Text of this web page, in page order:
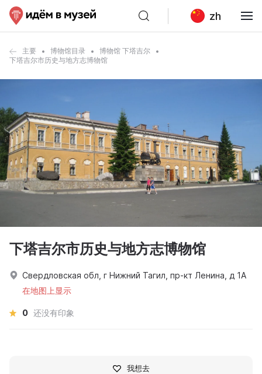
zh
主要 博物馆目录
博物馆 下塔吉尔
下塔吉尔市历史与地方志博物馆
下塔吉尔市历史与地方志博物馆
Свердловская обл, г Нижний Тагил, пр-кт Ленина, д 1А
在地图上显示
0 还没有印象
我想去